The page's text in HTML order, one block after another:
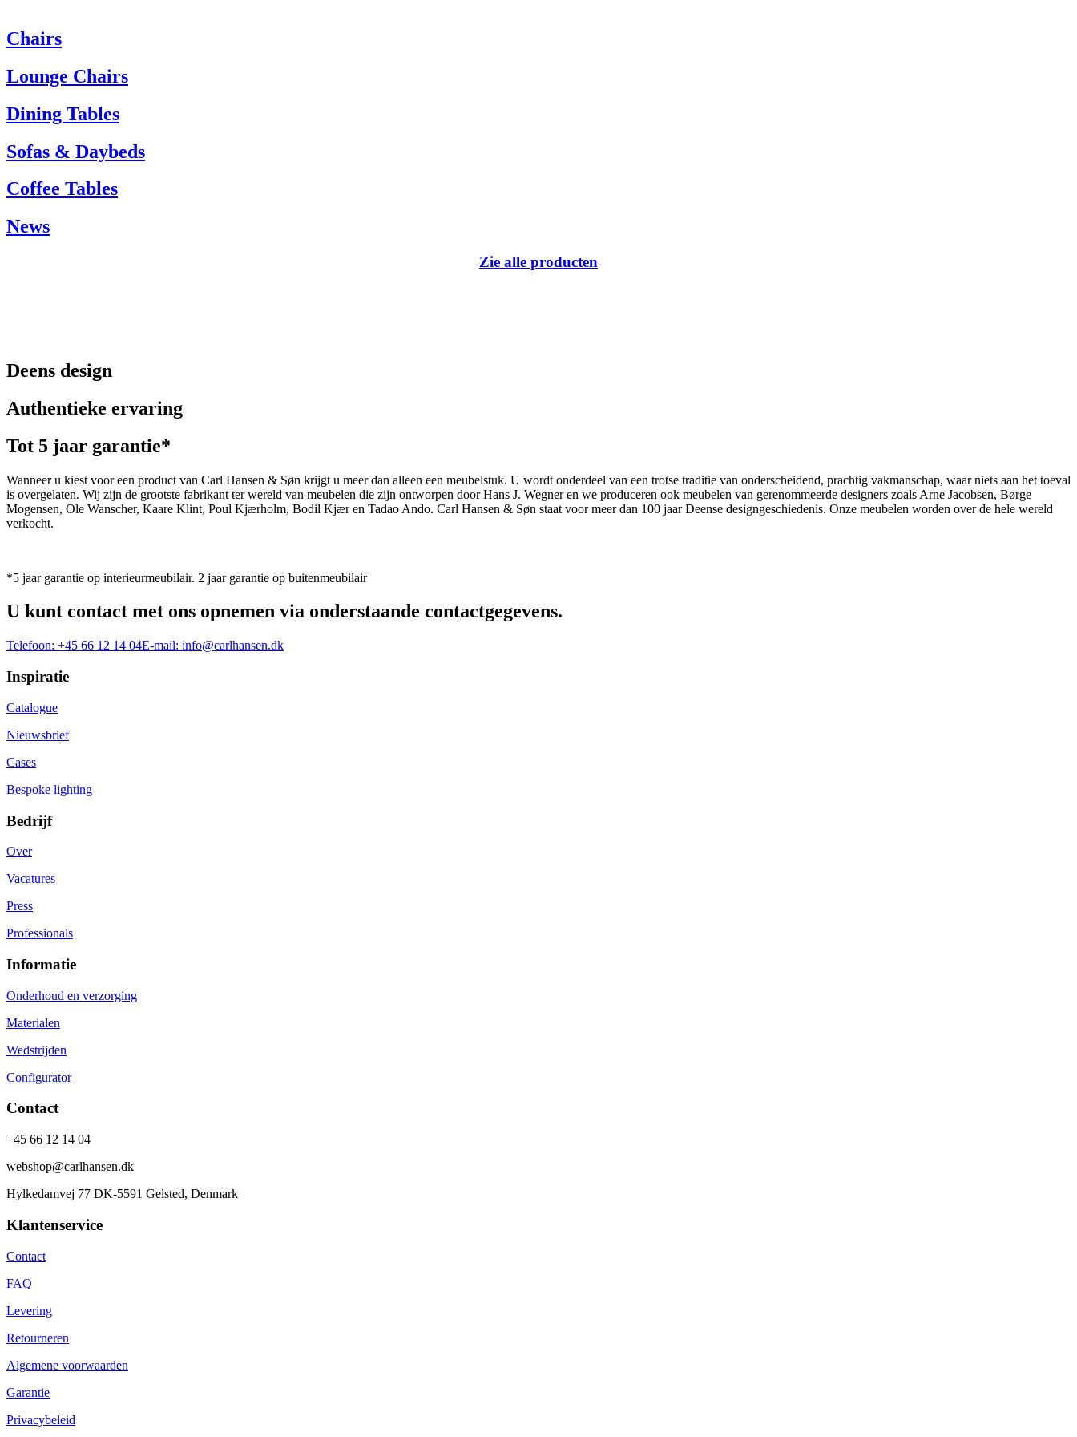
Heeft u hulp nodig? Neem dan contact op met de klantenservice via:
Tel.: +45 66 12 14 04
info@carlhansen.dk
Chairs
Lounge Chairs
Dining Tables
Sofas & Daybeds
Coffee Tables
News
Zie alle producten
Deens design
Authentieke ervaring
Tot 5 jaar garantie*
Wanneer u kiest voor een product van Carl Hansen & Søn krijgt u meer dan alleen een meubelstuk. U wordt onderdeel van een trotse traditie van onderscheidend, prachtig vakmanschap, waar niets aan het toeval
is overgelaten. Wij zijn de grootste fabrikant ter wereld van meubelen die zijn ontworpen door Hans J. Wegner en we produceren ook meubelen van gerenommeerde designers zoals Arne Jacobsen, Børge
Mogensen, Ole Wanscher, Kaare Klint, Poul Kjærholm, Bodil Kjær en Tadao Ando. Carl Hansen & Søn staat voor meer dan 100 jaar Deense designgeschiedenis. Onze meubelen worden over de hele wereld
verkocht.
*5 jaar garantie op interieurmeubilair. 2 jaar garantie op buitenmeubilair
U kunt contact met ons opnemen via onderstaande contactgegevens.
Telefoon: +45 66 12 14 04E-mail: info@carlhansen.dk
Inspiratie
Catalogue
Nieuwsbrief
Cases
Bespoke lighting
Bedrijf
Over
Vacatures
Press
Professionals
Informatie
Onderhoud en verzorging
Materialen
Wedstrijden
Configurator
Contact
+45 66 12 14 04
webshop@carlhansen.dk
Hylkedamvej 77 DK-5591 Gelsted, Denmark
Klantenservice
Contact
FAQ
Levering
Retourneren
Algemene voorwaarden
Garantie
Privacybeleid